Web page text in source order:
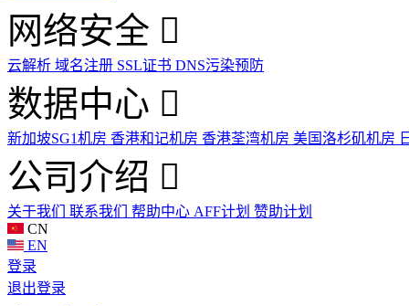
网络安全
云解析 域名注册 SSL证书 DNS污染预防
数据中心
新加坡SG1机房 香港和记机房 香港荃湾机房 美国洛杉矶机房
公司介绍
关于我们 联系我们 帮助中心 AFF计划 赞助计划
CN
EN
登录
退出登录